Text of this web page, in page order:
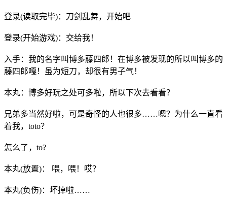
登录(读取完毕)：刀剑乱舞，开始吧
登录(开始游戏)：交给我！
入手：我的名字叫博多藤四郎！在博多被发现的所以叫博多的
藤四郎嘎！虽为短刀，却很有男子气！
本丸：博多好玩之处可多啦，所以下次去看看？
兄弟多当然好啦，可是奇怪的人也很多……嗯？为什么一直看
着我，toto？
怎么了，to?
本丸(放置)： 喂，喂！哎？
本丸(负伤)：坏掉啦……